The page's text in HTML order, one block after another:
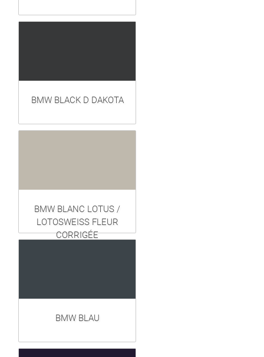
BMW BLACK D DAKOTA
BMW BLANC LOTUS /
LOTOSWEISS FLEUR
CORRIGÉE
BMW BLAU